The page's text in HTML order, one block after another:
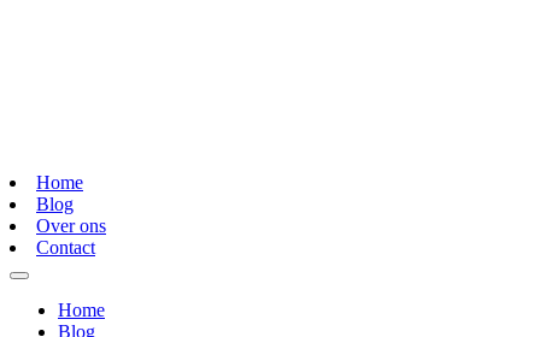
Home
Blog
Over ons
Contact
Home
Blog